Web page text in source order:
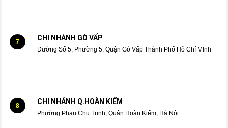
7 CHI NHÁNH GÒ VẤP
Đường Số 5, Phường 5, Quận Gò Vấp Thành Phố Hồ Chí MInh
8 CHI NHÁNH Q.HOÀN KIẾM
Phường Phan Chu Trinh, Quận Hoàn Kiếm, Hà Nội